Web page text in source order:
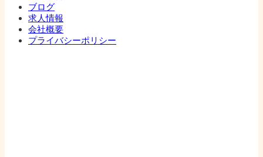
ブログ
求人情報
会社概要
プライバシーポリシー